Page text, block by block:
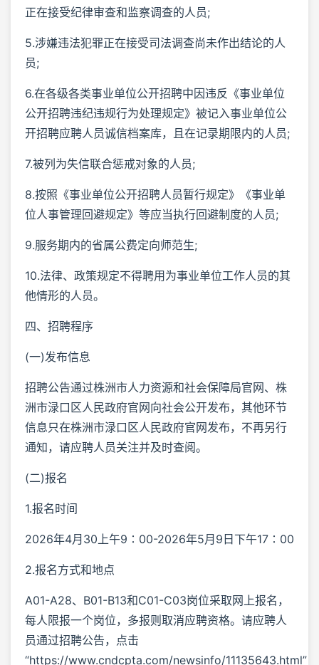
正在接受纪律审查和监察调查的人员;
5.涉嫌违法犯罪正在接受司法调查尚未作出结论的人
员;
6.在各级各类事业单位公开招聘中因违反《事业单位
公开招聘违纪违规行为处理规定》被记入事业单位公
开招聘应聘人员诚信档案库，且在记录期限内的人员;
7.被列为失信联合惩戒对象的人员;
8.按照《事业单位公开招聘人员暂行规定》《事业单
位人事管理回避规定》等应当执行回避制度的人员;
9.服务期内的省属公费定向师范生;
10.法律、政策规定不得聘用为事业单位工作人员的其
他情形的人员。
四、招聘程序
(一)发布信息
招聘公告通过株洲市人力资源和社会保障局官网、株
洲市渌口区人民政府官网向社会公开发布，其他环节
信息只在株洲市渌口区人民政府官网发布，不再另行
通知，请应聘人员关注并及时查阅。
(二)报名
1.报名时间
2026年4月30上午9∶00-2026年5月9日下午17∶00
2.报名方式和地点
A01-A28、B01-B13和C01-C03岗位采取网上报名，
每人限报一个岗位，多报则取消应聘资格。请应聘人
员通过招聘公告，点击
“https://www.cndcpta.com/newsinfo/11135643.html”